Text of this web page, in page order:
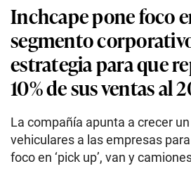
Inchcape pone foco
segmento
estrategia para que
10% de sus ventas al
La compañía apunta a crecer
vehiculares a las empresas
foco en ‘pick up’, van y